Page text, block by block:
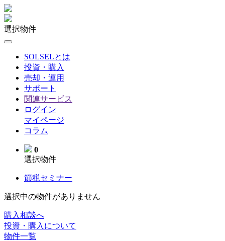
選択物件
SOLSELとは
投資・購入
売却・運用
サポート
関連サービス
ログイン
マイページ
コラム
0
選択物件
節税セミナー
選択中の物件がありません
購入相談へ
投資・購入について
物件一覧